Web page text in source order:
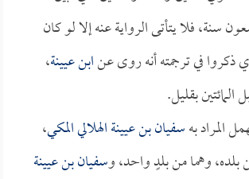
سنة، فلا يتأتى الرواية عنه إلا لو كان
ذكروا في ترجمته أنه روى عنابن عيينة،
بقليل.
المراد بهسفيان بن عيينة الهلالي المكي،
وهما من بلدٍ واحد، وسفيان بن عيينة